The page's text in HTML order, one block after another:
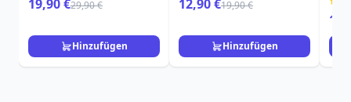
19,90 €29,90 €
Hinzufügen
12,90 €19,90 €
Hinzufügen